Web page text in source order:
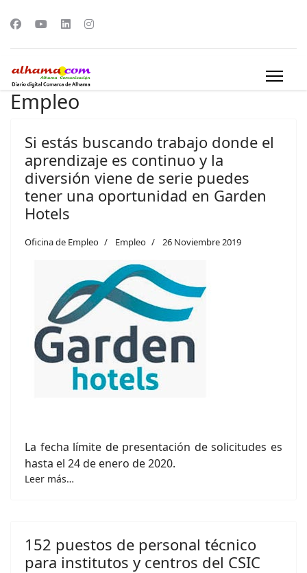
Empleo
Si estás buscando trabajo donde el
aprendizaje es continuo y la
diversión viene de serie puedes
tener una oportunidad en Garden
Hotels
Oficina de Empleo Empleo 26 Noviembre 2019
La fecha límite de presentación de solicitudes es
hasta el 24 de enero de 2020.
Leer más…
152 puestos de personal técnico
para institutos y centros del CSIC